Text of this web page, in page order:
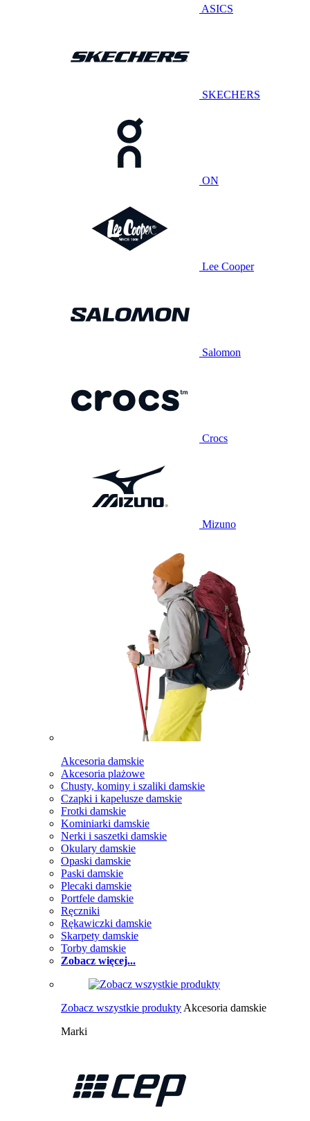
ASICS
SKECHERS
ON
Lee Cooper
Salomon
Crocs
Mizuno
Akcesoria damskie
Akcesoria plażowe
Chusty, kominy i szaliki damskie
Czapki i kapelusze damskie
Frotki damskie
Kominiarki damskie
Nerki i saszetki damskie
Okulary damskie
Opaski damskie
Paski damskie
Plecaki damskie
Portfele damskie
Ręczniki
Rękawiczki damskie
Skarpety damskie
Torby damskie
Zobacz więcej...
Zobacz wszystkie produkty Akcesoria damskie
Marki